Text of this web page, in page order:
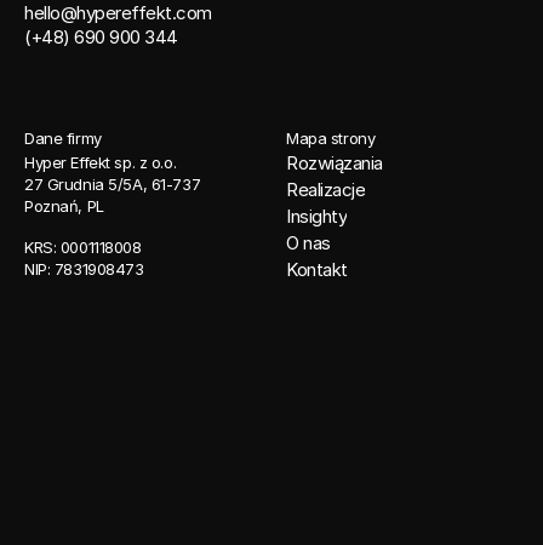
hello@hypereffekt.com
(+48) 690 900 344
Dane firmy
Hyper Effekt sp. z o.o.
27 Grudnia 5/5A, 61-737
Poznań, PL
KRS: 0001118008
NIP: 7831908473
Mapa strony
Rozwiązania
Realizacje
Insighty
O nas
Kontakt